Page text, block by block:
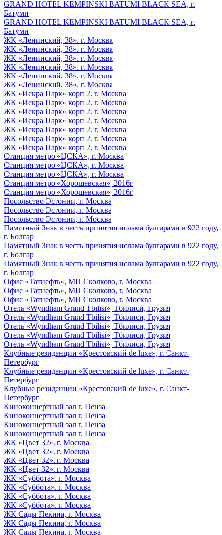
GRAND HOTEL KEMPINSKI BATUMI BLACK SEA, г.
Батуми
GRAND HOTEL KEMPINSKI BATUMI BLACK SEA, г.
Батуми
ЖК «Ленинский, 38». г. Москва
ЖК «Ленинский, 38». г. Москва
ЖК «Ленинский, 38». г. Москва
ЖК «Ленинский, 38». г. Москва
ЖК «Ленинский, 38». г. Москва
ЖК «Ленинский, 38». г. Москва
ЖК «Искра Парк» корп 2. г. Москва
ЖК «Искра Парк» корп 2. г. Москва
ЖК «Искра Парк» корп 2. г. Москва
ЖК «Искра Парк» корп 2. г. Москва
ЖК «Искра Парк» корп 2. г. Москва
ЖК «Искра Парк» корп 2. г. Москва
ЖК «Искра Парк» корп 2. г. Москва
Станция метро «ЦСКА», г. Москва
Станция метро «ЦСКА», г. Москва
Станция метро «ЦСКА», г. Москва
Станция метро «Хорошевская», 2016г
Станция метро «Хорошевская», 2016г
Посольство Эстонии, г. Москва
Посольство Эстонии, г. Москва
Посольство Эстонии, г. Москва
Памятный Знак в честь принятия ислама булгарами в 922 году,
г. Болгар
Памятный Знак в честь принятия ислама булгарами в 922 году,
г. Болгар
Памятный Знак в честь принятия ислама булгарами в 922 году,
г. Болгар
Офис «Татнефть», МП Сколково, г. Москва
Офис «Татнефть», МП Сколково, г. Москва
Офис «Татнефть», МП Сколково, г. Москва
Отель «Wyndham Grand Tbilisi», Тбилиси, Грузия
Отель «Wyndham Grand Tbilisi», Тбилиси, Грузия
Отель «Wyndham Grand Tbilisi», Тбилиси, Грузия
Отель «Wyndham Grand Tbilisi», Тбилиси, Грузия
Отель «Wyndham Grand Tbilisi», Тбилиси, Грузия
Клубные резиденции «Крестовский de luxe», г. Санкт-
Петербург
Клубные резиденции «Крестовский de luxe», г. Санкт-
Петербург
Клубные резиденции «Крестовский de luxe», г. Санкт-
Петербург
Киноконцертный зал г. Пенза
Киноконцертный зал г. Пенза
Киноконцертный зал г. Пенза
Киноконцертный зал г. Пенза
ЖК «Цвет 32». г. Москва
ЖК «Цвет 32». г. Москва
ЖК «Цвет 32». г. Москва
ЖК «Цвет 32». г. Москва
ЖК «Суббота». г. Москва
ЖК «Суббота». г. Москва
ЖК «Суббота». г. Москва
ЖК «Суббота». г. Москва
ЖК Сады Пекина, г. Москва
ЖК Сады Пекина, г. Москва
ЖК Сады Пекина, г. Москва